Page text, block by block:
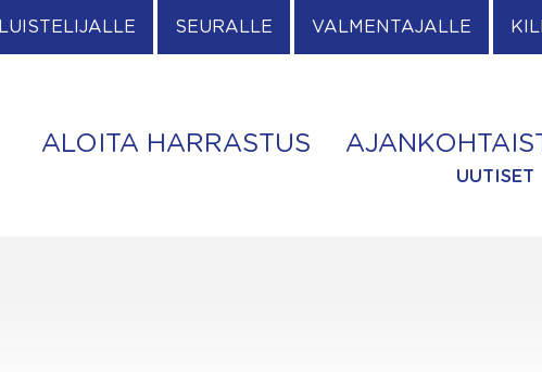
LUISTELIJALLE SEURALLE VALMENTAJALLE
ALOITA HARRASTUS
UUTISET